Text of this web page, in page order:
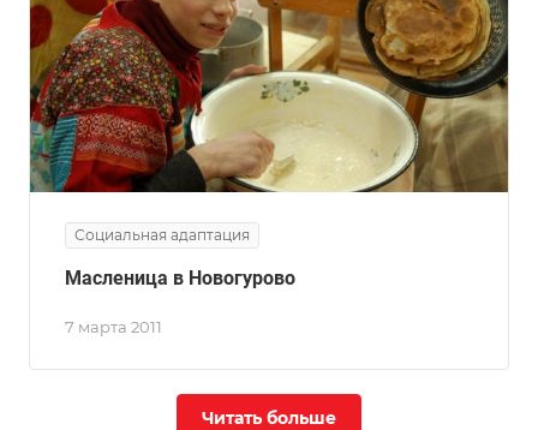
Социальная адаптация
7 марта 2011
Масленица в Новогурово
Читать больше